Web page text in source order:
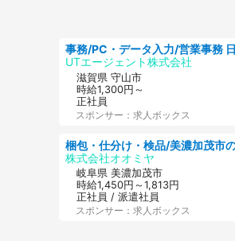
UTエージェント株式会社
滋賀県 守山市
時給1,300円～
正社員
スポンサー：求人ボックス
株式会社オオミヤ
岐阜県 美濃加茂市
時給1,450円～1,813円
正社員 / 派遣社員
スポンサー：求人ボックス